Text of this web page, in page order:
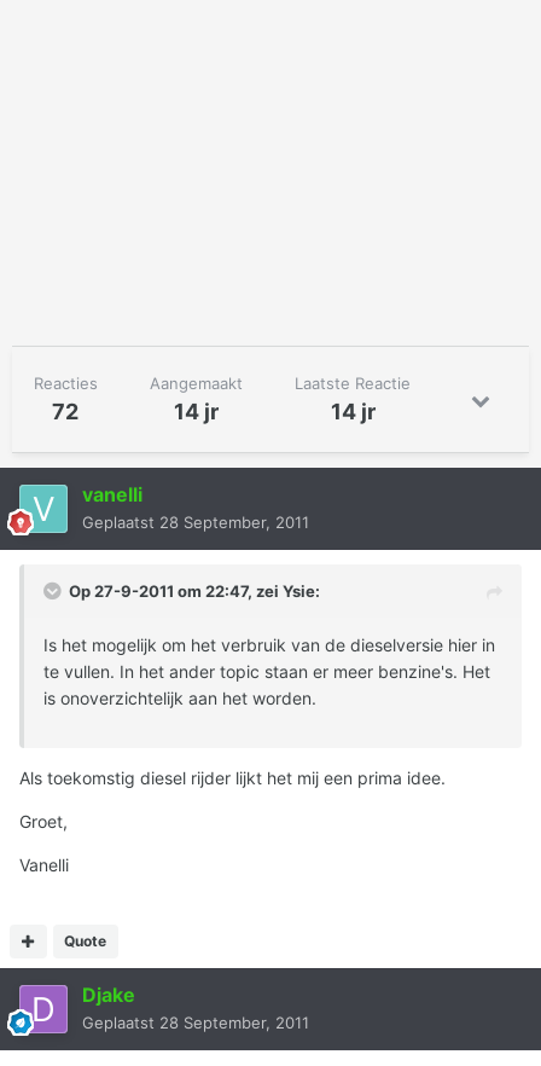
Reacties
72
Aangemaakt
14 jr
Laatste Reactie
14 jr
vanelli
Geplaatst 28 September, 2011
Op 27-9-2011 om 22:47, zei Ysie:
Is het mogelijk om het verbruik van de dieselversie hier in
te vullen. In het ander topic staan er meer benzine's. Het
is onoverzichtelijk aan het worden.
Als toekomstig diesel rijder lijkt het mij een prima idee.
Groet,
Vanelli
Quote
Djake
Geplaatst 28 September, 2011